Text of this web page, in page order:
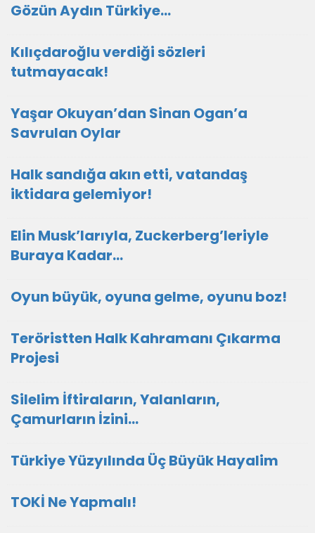
Gözün Aydın Türkiye…
Kılıçdaroğlu verdiği sözleri
tutmayacak!
Yaşar Okuyan’dan Sinan Ogan’a
Savrulan Oylar
Halk sandığa akın etti, vatandaş
iktidara gelemiyor!
Elin Musk’larıyla, Zuckerberg’leriyle
Buraya Kadar…
Oyun büyük, oyuna gelme, oyunu boz!
Teröristten Halk Kahramanı Çıkarma
Projesi
Silelim İftiraların, Yalanların,
Çamurların İzini…
Türkiye Yüzyılında Üç Büyük Hayalim
TOKİ Ne Yapmalı!